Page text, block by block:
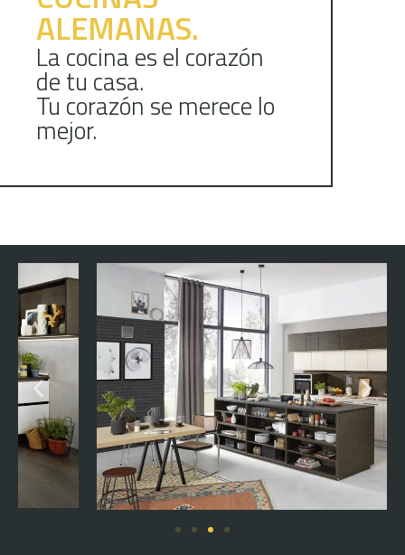
ALEMANAS.
La cocina es el corazón
de tu casa.
Tu corazón se merece lo
mejor.